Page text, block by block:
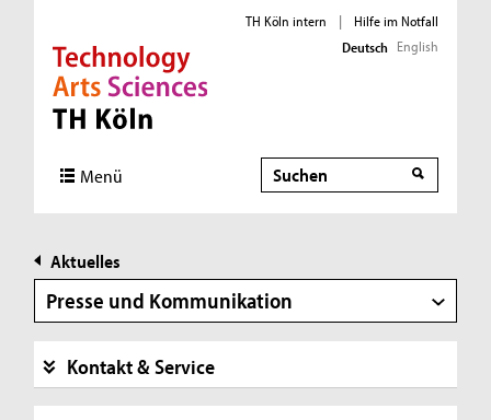
Direkt zur Hauptnavigation
Direkt zur Subnavigation
Direkt zum Inhalt
Direkt zum Fußbereich
TH Köln intern |
Hilfe im Notfall
Deutsch English
Menü Suche
Aktuelles
Presse und Kommunikation
Kontakt & Service